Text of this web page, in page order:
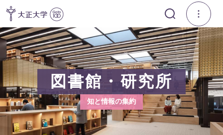
図書館・研究所
知と情報の集約